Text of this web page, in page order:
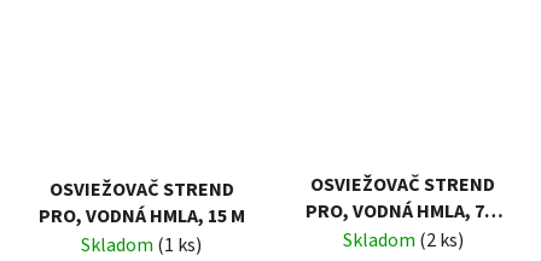
OSVIEŽOVAČ STREND
PRO, VODNÁ HMLA, 15 M
Skladom (1 ks)
OSVIEŽOVAČ STREND
PRO, VODNÁ HMLA, 7,5
M
Skladom (2 ks)